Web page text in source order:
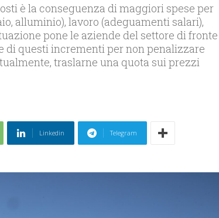
è la conseguenza di maggiori spese per
alluminio), lavoro (adeguamenti salari),
pone le aziende del settore di fronte
di questi incrementi per non penalizzare
traslarne una quota sui prezzi
Linkedin Telegram